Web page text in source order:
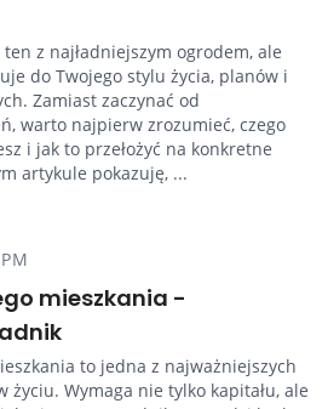
z najładniejszym ogrodem, ale
do Twojego stylu życia, planów i
Zamiast zaczynać od
warto najpierw zrozumieć, czego
i jak to przełożyć na konkretne
artykule pokazuję, ...
mieszkania -
to jedna z najważniejszych
życiu. Wymaga nie tylko kapitału, ale